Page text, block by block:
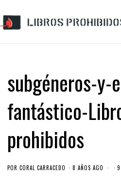
subgéneros-y-
fantástico-
prohibidos
POR CORAL CARRACEDO 8 AÑOS AGO